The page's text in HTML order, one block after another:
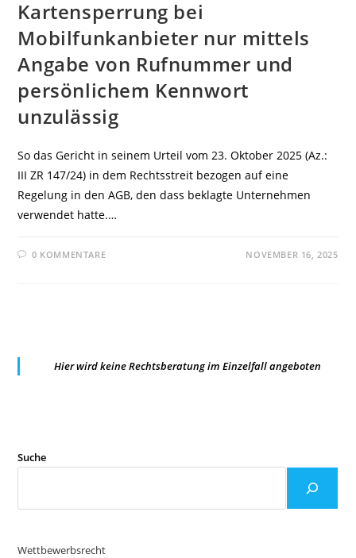
Kartensperrung bei
Mobilfunkanbieter nur mittels
Angabe von Rufnummer und
persönlichem Kennwort
unzulässig
So das Gericht in seinem Urteil vom 23. Oktober 2025 (Az.:
III ZR 147/24) in dem Rechtsstreit bezogen auf eine
Regelung in den AGB, den dass beklagte Unternehmen
verwendet hatte.…
0 KOMMENTARE NOVEMBER 16, 2025
Hier wird keine Rechtsberatung im Einzelfall angeboten
Suche
Wettbewerbsrecht